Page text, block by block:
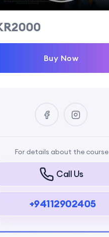
Buy Now
For details about the course
Call Us
+94112902405